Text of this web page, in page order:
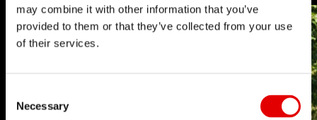
may combine it with other information that you’ve
provided to them or that they’ve collected from your use
of their services.
Necessary